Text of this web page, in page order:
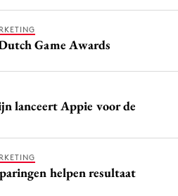
Game Awards
lanceert Appie voor de
helpen resultaat